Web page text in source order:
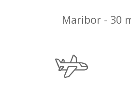
Maribor - 30